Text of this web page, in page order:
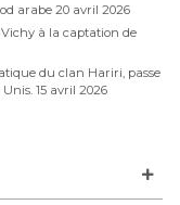
arabe 20 avril 2026
Vichy à la captation de
du clan Hariri, passe
15 avril 2026